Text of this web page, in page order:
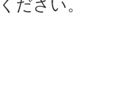
ださい。